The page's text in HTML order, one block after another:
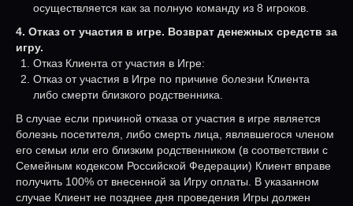
осуществляется как за полную команду из 8 игроков.
4. Отказ от участия в игре. Возврат денежных средств за
игру.
Отказ Клиента от участия в Игре:
Отказ от участия в Игре по причине болезни Клиента
либо смерти близкого родственника.
В случае если причиной отказа от участия в игре является
болезнь посетителя, либо смерть лица, являвшегося членом
его семьи или его близким родственником (в соответствии с
Семейным кодексом Российской Федерации) Клиент вправе
получить 100% от внесенной за Игру оплаты. В указанном
случае Клиент не позднее дня проведения Игры должен